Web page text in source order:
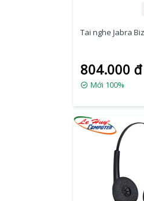
Tai nghe Jabra
804.000 đ
Mới 100%